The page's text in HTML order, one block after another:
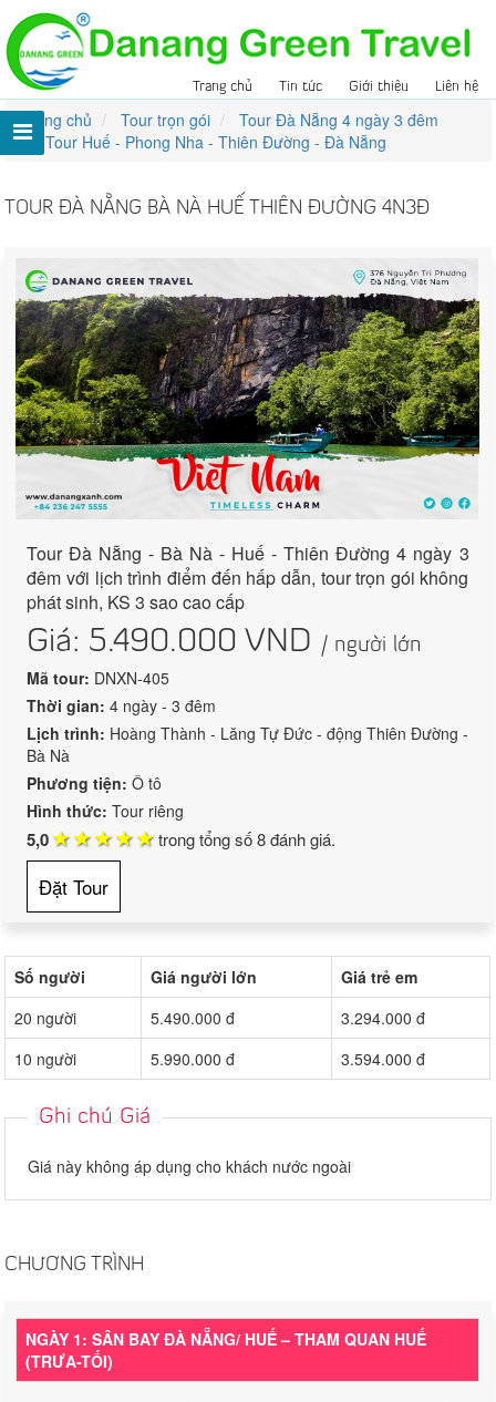
Trang chủ Tin tức Giới thiệu Liên hệ
Trang chủ Tour trọn gói
Tour Đà Nẵng 4 ngày 3 đêm
Tour Huế - Phong Nha - Thiên Đường - Đà Nẵng
TOUR ĐÀ NẴNG BÀ NÀ HUẾ THIÊN ĐƯỜNG 4N3Đ
Tour Đà Nẵng - Bà Nà - Huế - Thiên Đường 4 ngày 3
đêm với lịch trình điểm đến hấp dẫn, tour trọn gói không
phát sinh, KS 3 sao cao cấp
Giá: 5.490.000 VND / người lớn
Mã tour: DNXN-405
Thời gian:4 ngày - 3 đêm
Lịch trình: Hoàng Thành - Lăng Tự Đức - động Thiên Đường -
Bà Nà
Phương tiện:Ô tô
Hình thức:Tour riêng
5,0 trong tổng số8đánh giá.
Đặt Tour
Số người Giá người lớn
Giá trẻ em
20 người
5.490.000 đ
3.294.000 đ
10 người
5.990.000 đ 3.594.000 đ
Ghi chú Giá
Giá này không áp dụng cho khách nước ngoài
CHƯƠNG TRÌNH
NGÀY 1: SÂN BAY ĐÀ NẴNG/ HUẾ – THAM QUAN HUẾ
(TRƯA-TỐI)